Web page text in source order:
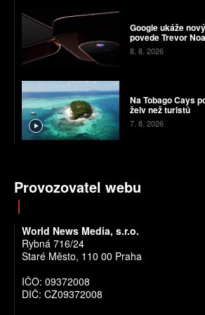
Google ukáže
povede Trevor
8. 8. 2026
Na Tobago Cays
želv než turistů
7. 8. 2026
Provozovatel webu
World News Media, s.r.o.
Rybná 716/24
Staré Město, 110 00 Praha
IČO: 09372008
DIČ: CZ09372008